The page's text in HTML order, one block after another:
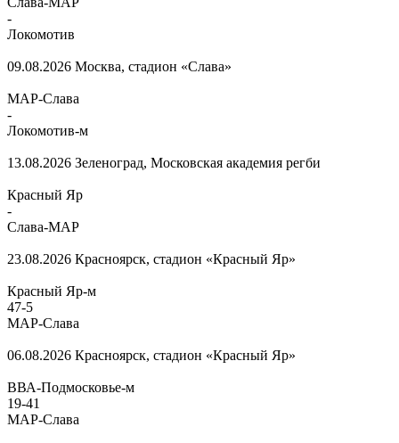
-
Локомотив
09.08.2026 Москва, стадион «Слава»
МАР-Слава
-
Локомотив-м
13.08.2026 Зеленоград, Московская академия регби
Красный Яр
-
Слава-МАР
23.08.2026 Красноярск, стадион «Красный Яр»
Красный Яр-м
47-5
МАР-Слава
06.08.2026 Красноярск, стадион «Красный Яр»
ВВА-Подмосковье-м
19-41
МАР-Слава